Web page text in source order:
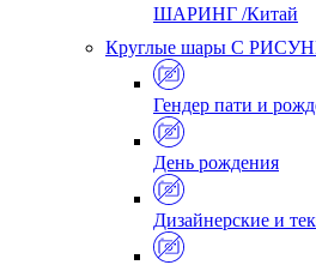
ШАРИНГ /Китай
Круглые шары С
Гендер пати и
День рождения
Дизайнерские и